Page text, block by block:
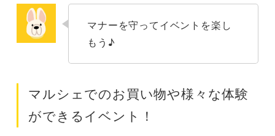
マナーを守ってイベントを楽し
もう♪
マルシェでのお買い物や様々な体験
ができるイベント！